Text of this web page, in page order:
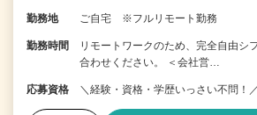
勤務地 ご自宅 ※フルリモート勤務
勤務時間
リモートワークのため、完全自由シ
合わせください。 ＜会社営…
応募資格 ＼経験・資格・学歴いっさい不問！／